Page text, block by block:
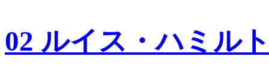
02 ルイス・ハミル